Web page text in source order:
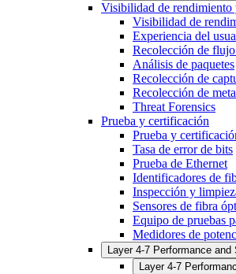
Visibilidad de rendimiento
Visibilidad de
Experiencia del
Recolección de
Análisis de paquetes
Recolección de
Recolección de
Threat Forensics
Prueba y certificación
Prueba y
Tasa de error de bits
Prueba de Ethernet
Identificadores de
Inspección y
Sensores de fibra
Equipo de pruebas
Medidores de
Layer 4-7 Performance and
Layer 4-7